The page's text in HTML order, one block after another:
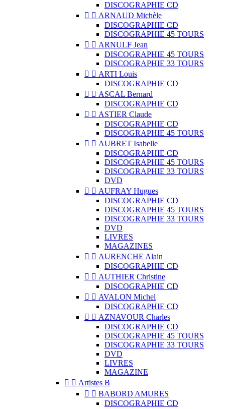
DISCOGRAPHIE CD
  ARNAUD Michèle
DISCOGRAPHIE CD
DISCOGRAPHIE 45 TOURS
  ARNULF Jean
DISCOGRAPHIE 45 TOURS
DISCOGRAPHIE 33 TOURS
  ARTI Louis
DISCOGRAPHIE CD
  ASCAL Bernard
DISCOGRAPHIE CD
  ASTIER Claude
DISCOGRAPHIE CD
DISCOGRAPHIE 45 TOURS
  AUBRET Isabelle
DISCOGRAPHIE CD
DISCOGRAPHIE 45 TOURS
DISCOGRAPHIE 33 TOURS
DVD
  AUFRAY Hugues
DISCOGRAPHIE CD
DISCOGRAPHIE 45 TOURS
DISCOGRAPHIE 33 TOURS
DVD
LIVRES
MAGAZINES
  AURENCHE Alain
DISCOGRAPHIE CD
  AUTHIER Christine
DISCOGRAPHIE CD
  AVALON Michel
DISCOGRAPHIE CD
  AZNAVOUR Charles
DISCOGRAPHIE CD
DISCOGRAPHIE 45 TOURS
DISCOGRAPHIE 33 TOURS
DVD
LIVRES
MAGAZINE
  Artistes B
  BABORD AMURES
DISCOGRAPHIE CD